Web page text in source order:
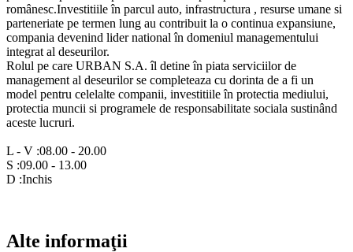
românesc.Investitiile în parcul auto, infrastructura , resurse umane si
parteneriate pe termen lung au contribuit la o continua expansiune,
compania devenind lider national în domeniul managementului
integrat al deseurilor.
Rolul pe care URBAN S.A. îl detine în piata serviciilor de
management al deseurilor se completeaza cu dorinta de a fi un
model pentru celelalte companii, investitiile în protectia mediului,
protectia muncii si programele de responsabilitate sociala sustinând
aceste lucruri.
L - V :08.00 - 20.00
S :09.00 - 13.00
D :Inchis
Alte informaţii